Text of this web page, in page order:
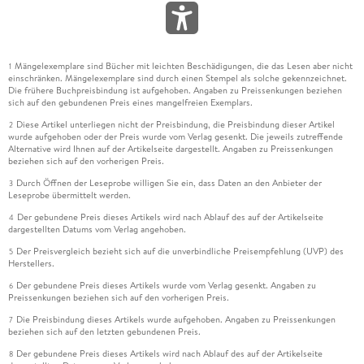
sich abarbeiten, die könnten im Erzählen selbst einen
So drängt sich aber vor allem immer wieder die eine Frage in
den Vordergrund: wer "man" denn eigentlich ist. Es könnte ja
wenigstens Passmann sein, die sich durch ein generisch
maskulines Pronomen von ihrer Stimme als "der Passmann"
zu lösen sucht. Damit bleibt aber auch die Erzählstimme
selbst konturlos auf ihrer "man"-Stufe sitzen, die dann doch
nicht blasiert genug ist, sich wirklich über ihre ebenfalls nur
halb blasierten Freunde zu erheben und ihnen Gesichter und
Namen zu geben. Vielleicht hätte eine dezidiert fiktive
Erzählerin mehr Raum gehabt, um weiter zum Schlag
auszuholen.
"Man" kann nur hoffen, dass sie durch diese unscharfe Form
nicht eine weitere Ironie-Stufe besteigt: Damit all diejenigen,
die charakterlich so breiig sind, sich widerstandslos in diesem
"man" begreifen lassen zu wollen, beim Lesen "komplett
Gänsehaut" bekommen, weil sie denken: "OMG, das bin so
1 Mängelexemplare sind Bücher mit leichten Beschädigungen, die das Lesen aber nicht
einschränken. Mängelexemplare sind durch einen Stempel als solche gekennzeichnet.
Die frühere Buchpreisbindung ist aufgehoben. Angaben zu Preissenkungen beziehen
sich auf den gebundenen Preis eines mangelfreien Exemplars.
2 Diese Artikel unterliegen nicht der Preisbindung, die Preisbindung dieser Artikel
wurde aufgehoben oder der Preis wurde vom Verlag gesenkt. Die jeweils zutreffende
Alternative wird Ihnen auf der Artikelseite dargestellt. Angaben zu Preissenkungen
beziehen sich auf den vorherigen Preis.
3 Durch Öffnen der Leseprobe willigen Sie ein, dass Daten an den Anbieter der
Leseprobe übermittelt werden.
4 Der gebundene Preis dieses Artikels wird nach Ablauf des auf der Artikelseite
dargestellten Datums vom Verlag angehoben.
5 Der Preisvergleich bezieht sich auf die unverbindliche Preisempfehlung (UVP) des
Herstellers.
6 Der gebundene Preis dieses Artikels wurde vom Verlag gesenkt. Angaben zu
Preissenkungen beziehen sich auf den vorherigen Preis.
7 Die Preisbindung dieses Artikels wurde aufgehoben. Angaben zu Preissenkungen
beziehen sich auf den letzten gebundenen Preis.
8 Der gebundene Preis dieses Artikels wird nach Ablauf des auf der Artikelseite